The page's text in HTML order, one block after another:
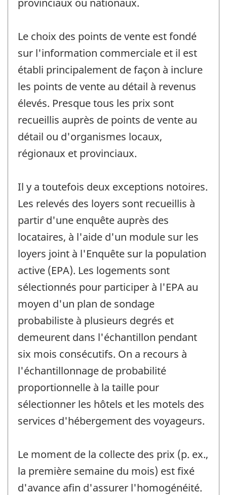
Le choix des points de vente est fondé
sur l'information commerciale et il est
établi principalement de façon à inclure
les points de vente au détail à revenus
élevés. Presque tous les prix sont
recueillis auprès de points de vente au
détail ou d'organismes locaux,
régionaux et provinciaux.
Il y a toutefois deux exceptions notoires.
Les relevés des loyers sont recueillis à
partir d'une enquête auprès des
locataires, à l'aide d'un module sur les
loyers joint à l'Enquête sur la population
active (EPA). Les logements sont
sélectionnés pour participer à l'EPA au
moyen d'un plan de sondage
probabiliste à plusieurs degrés et
demeurent dans l'échantillon pendant
six mois consécutifs. On a recours à
l'échantillonnage de probabilité
proportionnelle à la taille pour
sélectionner les hôtels et les motels des
services d'hébergement des voyageurs.
Le moment de la collecte des prix (p. ex.,
la première semaine du mois) est fixé
d'avance afin d'assurer l'homogénéité.